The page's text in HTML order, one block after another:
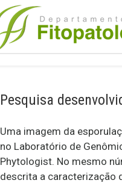
Pesquisa
Uma imagem da
no Laboratório de
Phytologist. No mesmo
descrita a caracterização